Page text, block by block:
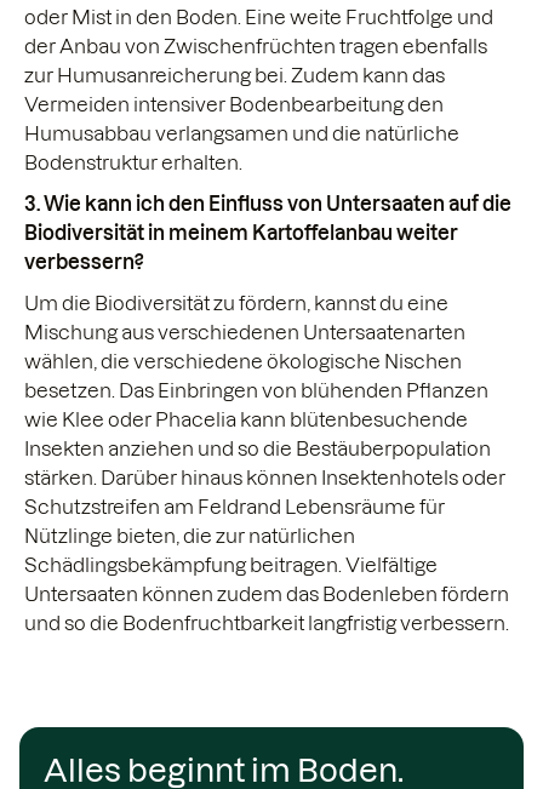
oder Mist in den Boden. Eine weite Fruchtfolge und
der Anbau von Zwischenfrüchten tragen ebenfalls
zur Humusanreicherung bei. Zudem kann das
Vermeiden intensiver Bodenbearbeitung den
Humusabbau verlangsamen und die natürliche
Bodenstruktur erhalten.
3. Wie kann ich den Einfluss von Untersaaten auf die
Biodiversität in meinem Kartoffelanbau weiter
verbessern?
Um die Biodiversität zu fördern, kannst du eine
Mischung aus verschiedenen Untersaatenarten
wählen, die verschiedene ökologische Nischen
besetzen. Das Einbringen von blühenden Pflanzen
wie Klee oder Phacelia kann blütenbesuchende
Insekten anziehen und so die Bestäuberpopulation
stärken. Darüber hinaus können Insektenhotels oder
Schutzstreifen am Feldrand Lebensräume für
Nützlinge bieten, die zur natürlichen
Schädlingsbekämpfung beitragen. Vielfältige
Untersaaten können zudem das Bodenleben fördern
und so die Bodenfruchtbarkeit langfristig verbessern.
Alles beginnt im Boden.